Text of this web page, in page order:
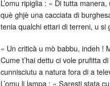
L’omu ripiglia : « Di tutta
què ghjè una cacciata di
tenia qualchi ettari di terreni, u
« Un criticà u mò babbu, indeh !
Cume t’hai dettu ci vole prufitta
cunnisciutu a natura fora di a
L’omu li lampa : « Saresti stata